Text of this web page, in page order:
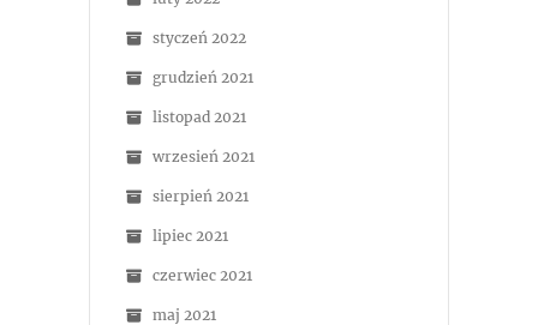
styczeń 2022
grudzień 2021
listopad 2021
wrzesień 2021
sierpień 2021
lipiec 2021
czerwiec 2021
maj 2021